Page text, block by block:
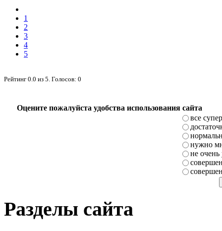
1
2
3
4
5
Рейтинг 0.0 из 5. Голосов: 0
Оцените пожалуйста удобства использования сайта
все супер
нужно
не очень
Разделы сайта